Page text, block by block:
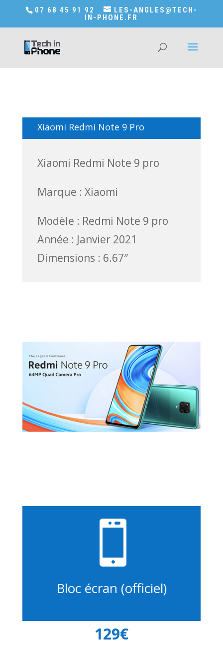
Accédez a Shop-in-tech-in-phone
07 68 45 91 92
LES-ANGLES@TECH-
IN-PHONE.FR
Xiaomi Redmi Note 9 Pro
Xiaomi Redmi Note 9 pro
Marque : Xiaomi
Modèle : Redmi Note 9 pro
Année : Janvier 2021
Dimensions : 6.67″

Bloc écran (officiel)
129€